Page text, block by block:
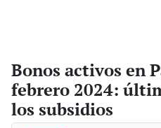
Bonos activos en
febrero 2024:
los subsidios